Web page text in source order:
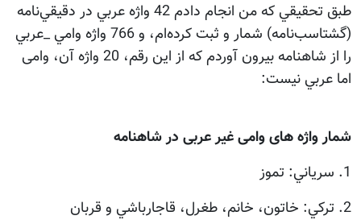
طبق تحقيقي كه من انجام دادم 42 واژه عربي در دقيقي‌نامه
(گشتاسب‌نامه) شمار و ثبت كرده‌ام، و 766 واژه وامي _عربي
را از شاهنامه بيرون آوردم كه از اين رقم، 20 واژه آن، وامی
اما عربي نيست:
شمار واژه های وامی غیر عربی در شاهنامه
1. سرياني: تموز
2. تركي: خاتون، خانم، طغرل، قاجارباشي و قربان